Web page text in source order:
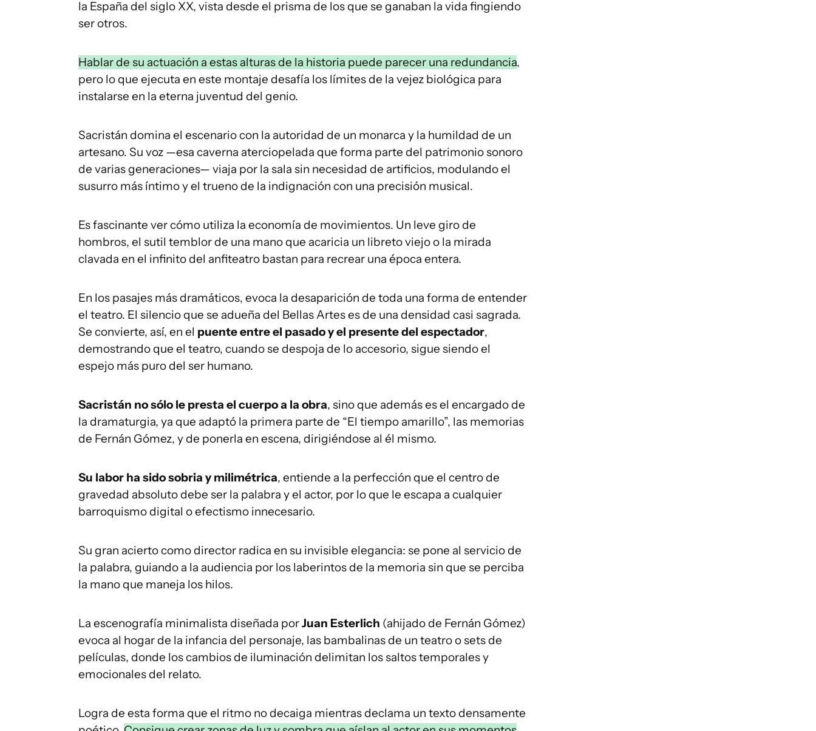
la España del siglo XX, vista desde el prisma de los que se ganaban la vida fingiendo
ser otros.
Hablar de su actuación a estas alturas de la historia puede parecer una redundancia,
pero lo que ejecuta en este montaje desafía los límites de la vejez biológica para
instalarse en la eterna juventud del genio.
Sacristán domina el escenario con la autoridad de un monarca y la humildad de un
artesano. Su voz —esa caverna aterciopelada que forma parte del patrimonio sonoro
de varias generaciones— viaja por la sala sin necesidad de artificios, modulando el
susurro más íntimo y el trueno de la indignación con una precisión musical.
Es fascinante ver cómo utiliza la economía de movimientos. Un leve giro de
hombros, el sutil temblor de una mano que acaricia un libreto viejo o la mirada
clavada en el infinito del anfiteatro bastan para recrear una época entera.
En los pasajes más dramáticos, evoca la desaparición de toda una forma de entender
el teatro. El silencio que se adueña del Bellas Artes es de una densidad casi sagrada.
Se convierte, así, en el puente entre el pasado y el presente del espectador,
demostrando que el teatro, cuando se despoja de lo accesorio, sigue siendo el
espejo más puro del ser humano.
Sacristán no sólo le presta el cuerpo a la obra, sino que además es el encargado de
la dramaturgia, ya que adaptó la primera parte de “El tiempo amarillo”, las memorias
de Fernán Gómez, y de ponerla en escena, dirigiéndose al él mismo.
Su labor ha sido sobria y milimétrica, entiende a la perfección que el centro de
gravedad absoluto debe ser la palabra y el actor, por lo que le escapa a cualquier
barroquismo digital o efectismo innecesario.
Su gran acierto como director radica en su invisible elegancia: se pone al servicio de
la palabra, guiando a la audiencia por los laberintos de la memoria sin que se perciba
la mano que maneja los hilos.
La escenografía minimalista diseñada porJuan Esterlich (ahijado de Fernán Gómez)
evoca al hogar de la infancia del personaje, las bambalinas de un teatro o sets de
películas, donde los cambios de iluminación delimitan los saltos temporales y
emocionales del relato.
Logra de esta forma que el ritmo no decaiga mientras declama un texto densamente